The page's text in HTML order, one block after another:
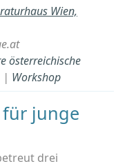
Wien,
österreichische
| Workshop
für junge
drei